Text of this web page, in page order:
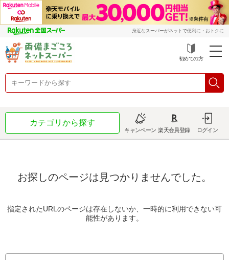
身近なスーパーがネットで便利に・おトクに
初めての方
カテゴリから探す
キャンペーン 楽天会員登録 ログイン
お探しのページは見つかりませんでした。
指定されたURLのページは存在しないか、一時的に利用できない可
能性があります。